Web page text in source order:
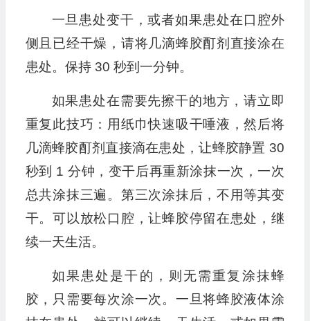
一旦患处变干，或者如果患处在口腔外
侧且已经干燥，请将几滴蜂胶酊剂直接涂在
患处。保持 30 秒到一分钟。
如果患处在需要先擦干的地方，请立即
重复此技巧：用纸巾快速吸干唾液，然后将
几滴蜂胶酊剂直接滴在患处，让蜂胶静置 30
秒到 1 分钟，变干后再重新涂抹一次，一次
总共涂抹三遍。第三次涂抹后，不用等其变
干。可以放松口腔，让蜂胶停留在患处，继
续一天生活。
如果患处是干的，则无需重复涂抹蜂
胶，只需要每次涂一次。一旦将蜂胶液体涂